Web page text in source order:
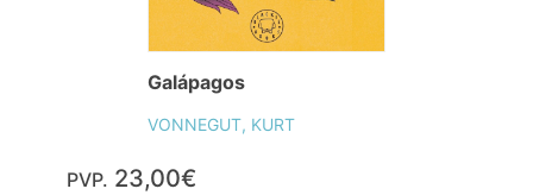
Galápagos
VONNEGUT, KURT
PVP. 23,00€